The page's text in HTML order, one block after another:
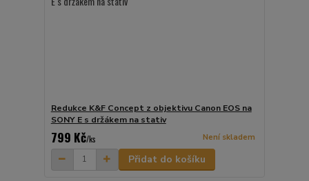
Redukce K&F Concept z objektivu Canon EOS na
SONY E s držákem na stativ
799 Kč/ks Není skladem
Přidat do košíku